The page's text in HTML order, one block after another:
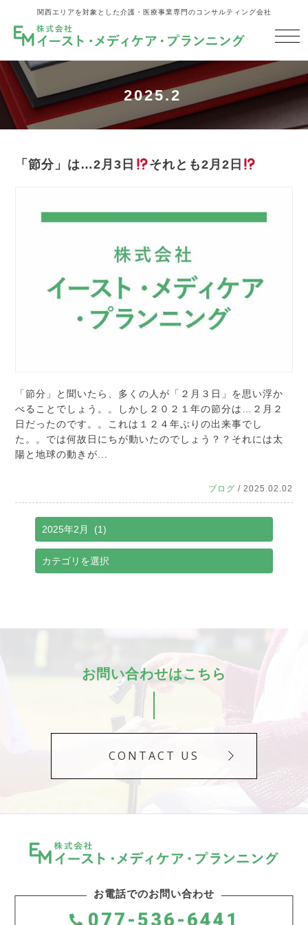
関西エリアを対象とした介護・医療事業専門のコンサルティング会社
2025.2
「節分」は…2月3日 それとも2月2日
「節分」と聞いたら、多くの人が「２月３日」を思い浮か
べることでしょう。。しかし２０２１年の節分は…２月２
日だったのです。。これは１２４年ぶりの出来事でし
た。。では何故日にちが動いたのでしょう？？それには太
陽と地球の動きが...
ブログ / 2025.02.02
お問い合わせはこちら
CONTACT US
お電話でのお問い合わせ
077-536-6441